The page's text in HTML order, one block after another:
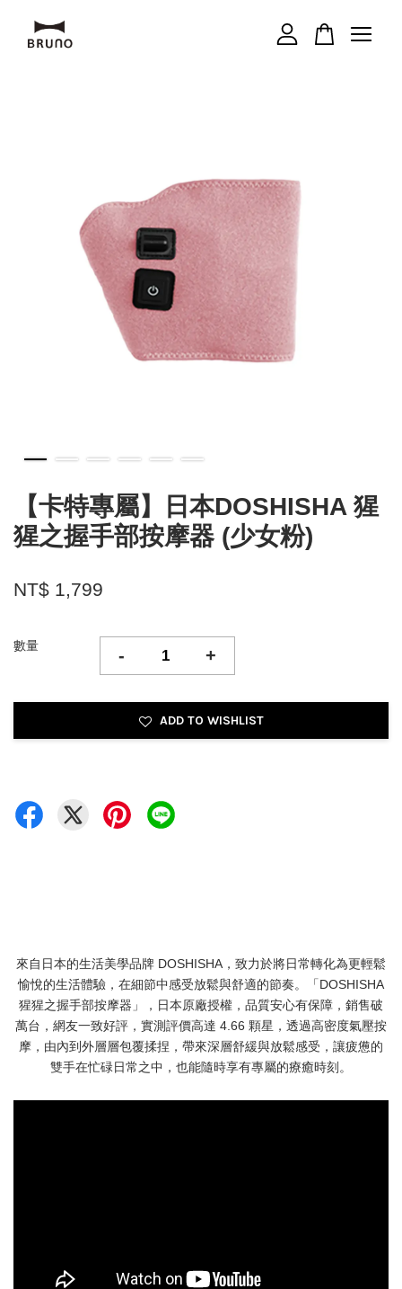
【卡特專屬】日本DOSHISHA 猩
猩之握手部按摩器 (少女粉)
NT$ 1,799
數量 - +
ADD TO WISHLIST
來自日本的生活美學品牌 DOSHISHA，致力於將日常轉化為更輕鬆
愉悅的生活體驗，在細節中感受放鬆與舒適的節奏。「DOSHISHA
猩猩之握手部按摩器」，日本原廠授權，品質安心有保障，銷售破
萬台，網友一致好評，實測評價高達 4.66 顆星，透過高密度氣壓按
摩，由內到外層層包覆揉捏，帶來深層舒緩與放鬆感受，讓疲憊的
雙手在忙碌日常之中，也能隨時享有專屬的療癒時刻。